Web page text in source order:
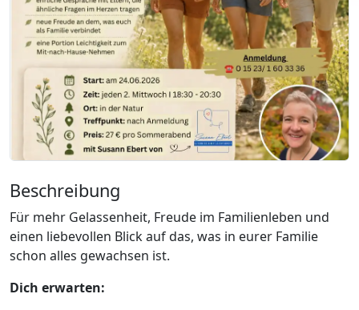
Beschreibung
Für mehr Gelassenheit, Freude im Familienleben und
einen liebevollen Blick auf das, was in eurer Familie
schon alles gewachsen ist.
Dich erwarten: